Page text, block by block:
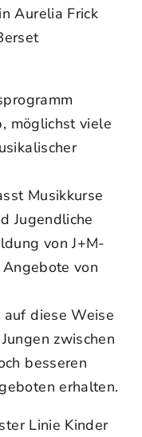
Aurelia Frick
möglichst viele
Musikkurse
Jugendliche
von J+M-
von
diese Weise
zwischen
besseren
erhalten.
Linie Kinder